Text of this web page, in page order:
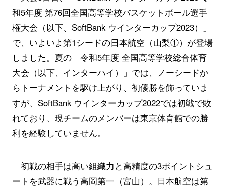
和5年度 第76回全国高等学校バスケットボール選手
権大会（以下、SoftBank ウインターカップ2023）」
で、いよいよ第1シードの日本航空（山梨①）が登場
しました。夏の「令和5年度 全国高等学校総合体育
大会（以下、インターハイ）」では、ノーシードか
らトーナメントを駆け上がり、初優勝を飾っていま
すが、SoftBank ウインターカップ2022では初戦で敗
れており、現チームのメンバーは東京体育館での勝
利を経験していません。
初戦の相手は高い組織力と高精度の3ポイントシュ
ートを武器に戦う高岡第一（富山）。日本航空は第